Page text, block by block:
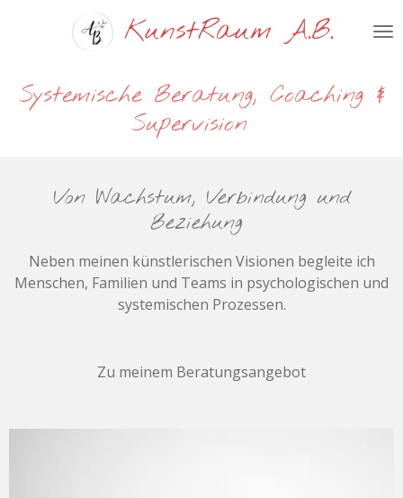
Hauptinhalt
KunstRaum A.B.
Systemische Beratung, Coaching &
Supervision
Von Wachstum, Verbindung und
Beziehung
Neben meinen künstlerischen Visionen begleite ich
Menschen, Familien und Teams in psychologischen und
systemischen Prozessen.
Zu meinem Beratungsangebot